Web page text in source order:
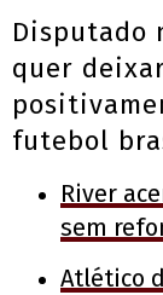
Disputado
quer
futebol
River
sem
Atlético